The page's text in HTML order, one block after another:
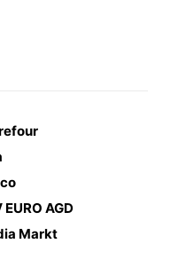
EURO AGD
Markt